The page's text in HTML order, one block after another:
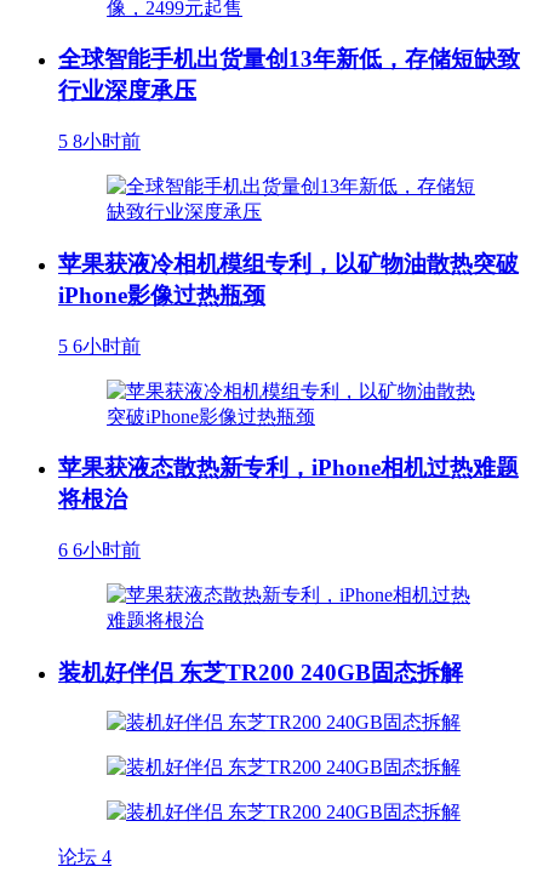
全球智能手机出货量创13年新低，存储短缺致
行业深度承压
5 8小时前
苹果获液冷相机模组专利，以矿物油散热突破
iPhone影像过热瓶颈
5 6小时前
苹果获液态散热新专利，iPhone相机过热难题
将根治
6 6小时前
装机好伴侣 东芝TR200 240GB固态拆解
论坛 4